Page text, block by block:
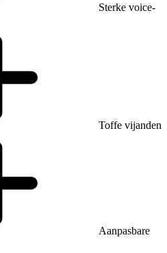
Sterke voice-
Toffe vijanden
Aanpasbare